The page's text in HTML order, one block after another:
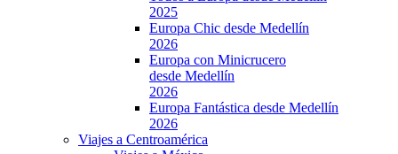
2025
Europa Chic desde Medellín
2026
Europa con Minicrucero
desde Medellín
2026
Europa Fantástica desde Medellín
2026
Viajes a Centroamérica